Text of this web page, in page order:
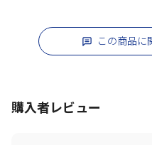
この商品に
購入者レビュー